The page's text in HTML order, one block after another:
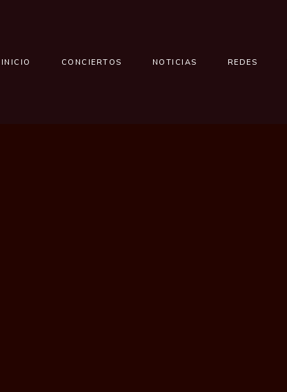
INICIO CONCIERTOS NOTICIAS REDES